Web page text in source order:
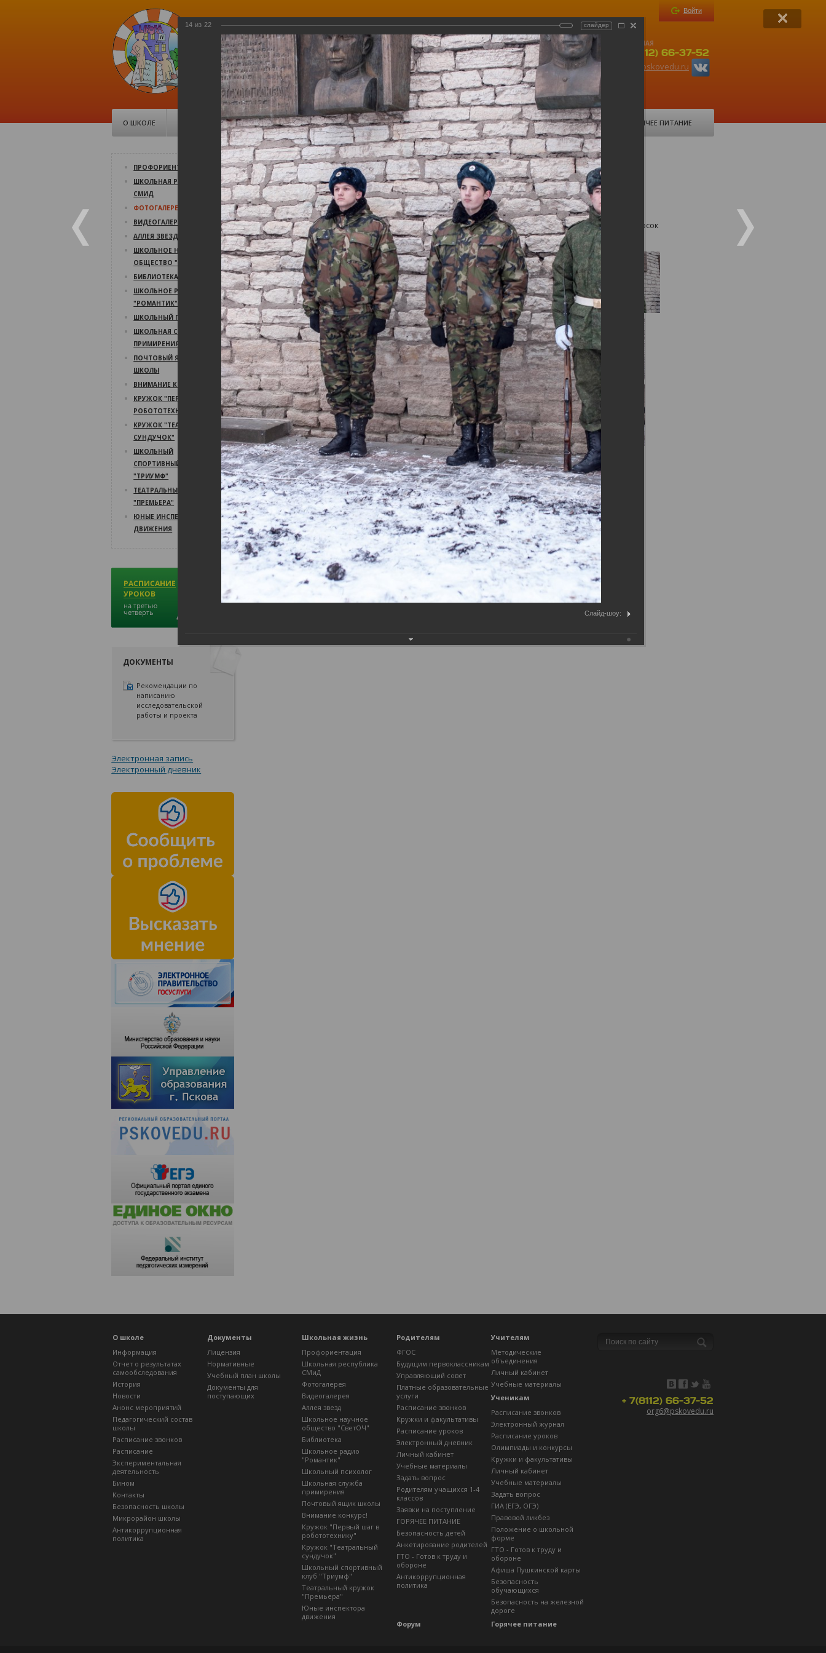
МБОУ Средняя общеобразовательная
школа №11, Псков
Советская, 106
ДИРЕКТОР
+ 7(8112) 66-37-52
org6@pskovedu.ru
.
ПРИЕМНАЯ
+ 7(8112) 66-37-52
org6@pskovedu.ru
Войти
О ШКОЛЕ ДОКУМЕНТЫ ШКОЛЬНАЯ ЖИЗНЬ РОДИТЕЛЯМ УЧИТЕЛЯМ УЧЕНИКАМ ФОРУМ ГОРЯЧЕЕ ПИТАНИЕ
Ученики школы участвуют в почетном карауле
Ученики школы участвуют в почетном карауле
09.12.2013
9 декабря - День Героев Отечества.
В честь этого события ученики нашей школы принимали участие в митинге у мемориальных досок
псковичам - Героям Советского Союза
ПРОФОРИЕНТАЦИЯ
ШКОЛЬНАЯ РЕСПУБЛИКА
СМИД
ФОТОГАЛЕРЕЯ
ВИДЕОГАЛЕРЕЯ
АЛЛЕЯ ЗВЕЗД
ШКОЛЬНОЕ НАУЧНОЕ
ОБЩЕСТВО "СВЕТОЧ"
БИБЛИОТЕКА
ШКОЛЬНОЕ РАДИО
"РОМАНТИК"
ШКОЛЬНЫЙ ПСИХОЛОГ
ШКОЛЬНАЯ СЛУЖБА
ПРИМИРЕНИЯ
ПОЧТОВЫЙ ЯЩИК
ШКОЛЫ
ВНИМАНИЕ КОНКУРС!
КРУЖОК "ПЕРВЫЙ ШАГ В
РОБОТОТЕХНИКУ"
КРУЖОК "ТЕАТРАЛЬНЫЙ
СУНДУЧОК"
ШКОЛЬНЫЙ
СПОРТИВНЫЙ КЛУБ
"ТРИУМФ"
ТЕАТРАЛЬНЫЙ КРУЖОК
"ПРЕМЬЕРА"
ЮНЫЕ ИНСПЕКТОРА
ДВИЖЕНИЯ
ДОКУМЕНТЫ
Рекомендации по
написанию
исследовательской
работы и проекта
Электронная запись
Электронный дневник
О школе
Информация
Отчет о результатах
самообследования
История
Новости
Анонс мероприятий
Педагогический состав
школы
Расписание звонков
Расписание
Экспериментальная
деятельность
Бином
Контакты
Безопасность школы
Микрорайон школы
Антикоррупционная
политика
Документы
Лицензия
Нормативные
Учебный план школы
Документы для
поступающих
Школьная жизнь
Профориентация
Школьная республика
СМиД
Фотогалерея
Видеогалерея
Аллея звезд
Школьное научное
общество "СветОЧ"
Библиотека
Школьное радио
"Романтик"
Школьный психолог
Школьная служба
примирения
Почтовый ящик школы
Внимание конкурс!
Кружок "Первый шаг в
робототехнику"
Кружок "Театральный
сундучок"
Школьный спортивный
клуб "Триумф"
Театральный кружок
"Премьера"
Юные инспектора
движения
Родителям
ФГОС
Будущим первоклассникам
Управляющий совет
Платные образовательные
услуги
Расписание звонков
Кружки и факультативы
Расписание уроков
Электронный дневник
Личный кабинет
Учебные материалы
Задать вопрос
Родителям учащихся 1-4
классов
Заявки на поступление
ГОРЯЧЕЕ ПИТАНИЕ
Безопасность детей
Анкетирование родителей
ГТО - Готов к труду и
обороне
Антикоррупционная
политика
Учителям
Методические
объединения
Личный кабинет
Учебные материалы
Ученикам
Расписание звонков
Электронный журнал
Расписание уроков
Олимпиады и конкурсы
Кружки и факультативы
Личный кабинет
Учебные материалы
Задать вопрос
ГИА (ЕГЭ, ОГЭ)
Правовой ликбез
Положение о школьной
форме
ГТО - Готов к труду и
обороне
Афиша Пушкинской карты
Безопасность
обучающихся
Безопасность на железной
дороге
Форум
Горячее питание
+ 7(8112) 66-37-52
org6@pskovedu.ru
14 из 22 слайдер
Слайд-шоу: